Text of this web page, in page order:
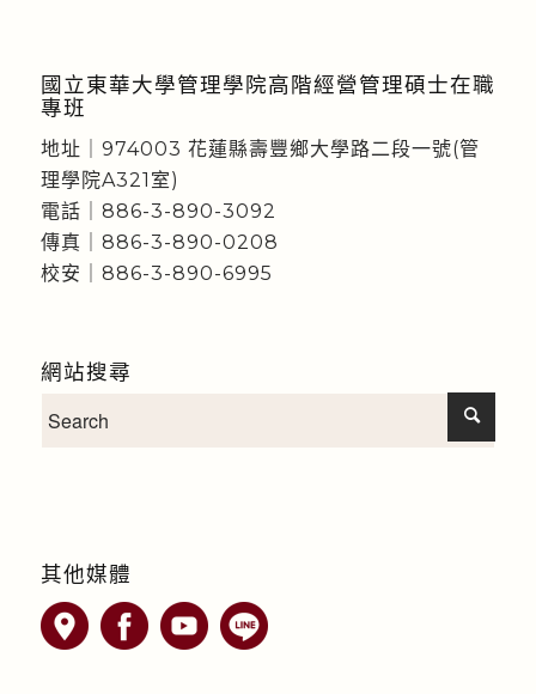
國立東華大學管理學院高階經營管理碩士在職
專班
地址｜974003 花蓮縣壽豐鄉大學路二段一號(管
理學院A321室)
電話｜886-3-890-3092
傳真｜886-3-890-0208
校安｜886-3-890-6995
網站搜尋
其他媒體